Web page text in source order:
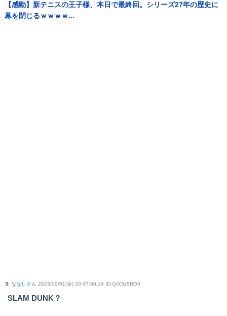
【感動】新テニスの王子様、本日で最終回。シリーズ27年の歴史に
幕を閉じるｗｗｗｗ...
3: ななしさん 2023/09/01(金) 20:47:38.14 ID:QtX3z5BG0
SLAM DUNK？